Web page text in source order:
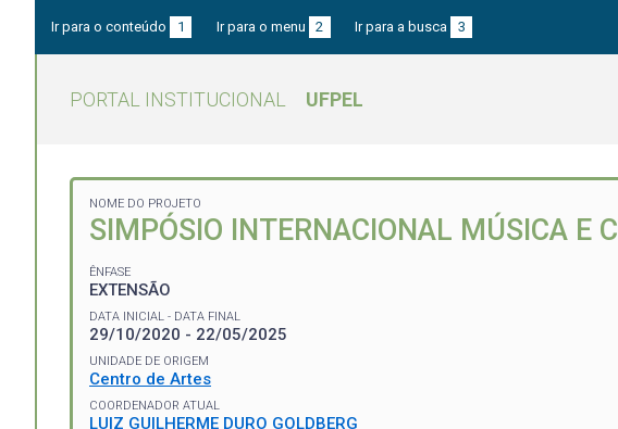
Ir para o conteúdo 1 Ir para o menu 2 Ir para a busca 3
PORTAL INSTITUCIONAL UFPEL
NOME DO PROJETO
SIMPÓSIO INTERNACIONAL MÚSICA E
ÊNFASE
EXTENSÃO
DATA INICIAL - DATA FINAL
29/10/2020 - 22/05/2025
UNIDADE DE ORIGEM
Centro de Artes
COORDENADOR ATUAL
LUIZ GUILHERME DURO GOLDBERG